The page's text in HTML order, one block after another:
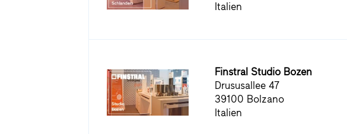
Italien
Finstral Studio Bozen
Drususallee 47
39100 Bolzano
Italien